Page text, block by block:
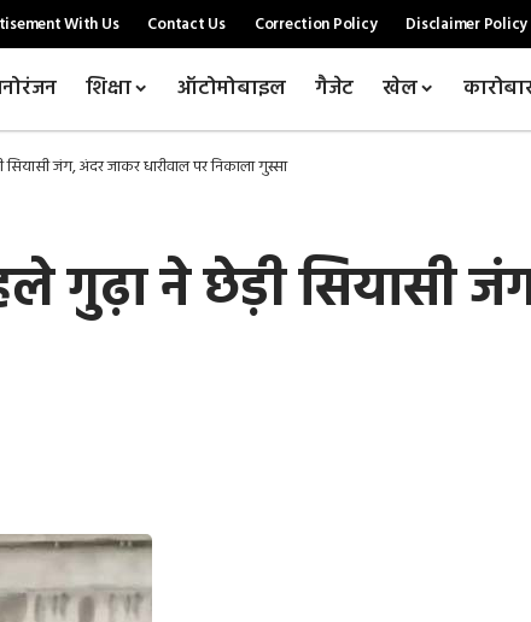
With Us Contact Us Correction Policy Disclaimer Policy
शिक्षा ऑटोमोबाइल गैजेट खेल
जंग, अंदर जाकर धारीवाल पर निकाला गुस्सा
गुढ़ा ने छेड़ी सियासी